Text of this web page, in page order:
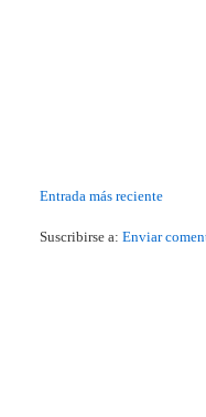
Entrada más reciente
Suscribirse a:Enviar